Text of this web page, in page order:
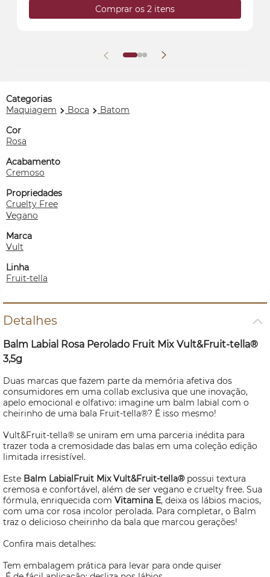
Comprar os 2 itens
Categorias
Maquiagem
Boca
Batom
Cor
Rosa
Acabamento
Cremoso
Propriedades
Cruelty Free
Vegano
Marca
Vult
Linha
Fruit-tella
Detalhes
Balm Labial Rosa Perolado Fruit Mix Vult&Fruit-tella®
3,5g
Duas marcas que fazem parte da memória afetiva dos
consumidores em uma collab exclusiva que une inovação,
apelo emocional e olfativo: imagine um balm labial com o
cheirinho de uma bala Fruit-tella®? É isso mesmo!
Vult&Fruit-tella® se uniram em uma parceria inédita para
trazer toda a cremosidade das balas em uma coleção edição
limitada irresistível.
Este Balm LabialFruit Mix Vult&Fruit-tella® possui textura
cremosa e confortável, além de ser vegano e cruelty free. Sua
fórmula, enriquecida com Vitamina E, deixa os lábios macios,
com uma cor rosa incolor perolada. Para completar, o Balm
traz o delicioso cheirinho da bala que marcou gerações!
Confira mais detalhes:
Tem embalagem prática para levar para onde quiser